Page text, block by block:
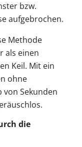
bzw.
aufgebrochen.
Methode
als einen
Keil. Mit ein
ohne
Sekunden
die